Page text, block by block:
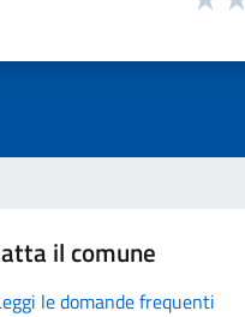
il comune
le domande frequenti